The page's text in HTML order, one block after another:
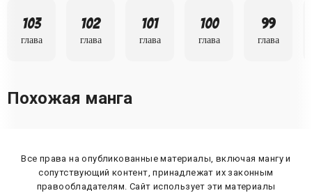
103
глава
102
глава
101
глава
100
глава
99
глава
Похожая манга
Все права на опубликованные материалы, включая мангу и
сопутствующий контент, принадлежат их законным
правообладателям. Сайт использует эти материалы